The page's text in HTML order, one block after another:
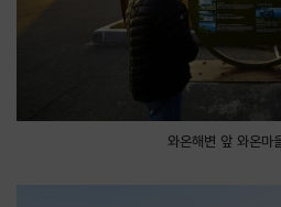
와온해변 앞 와온마